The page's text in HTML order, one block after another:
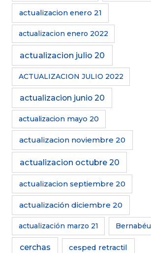
actualizacion enero 21
actualizacion enero 2022
actualizacion julio 20
ACTUALIZACION JULIO 2022
actualizacion junio 20
actualizacion mayo 20
actualizacion noviembre 20
actualizacion octubre 20
actualizacion septiembre 20
actualización diciembre 20
actualización marzo 21 Bernabéu
cerchas cesped retractil